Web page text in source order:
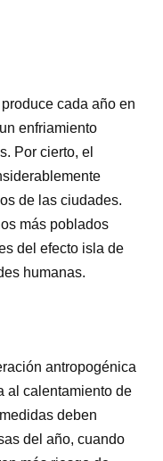
cada año en
enfriamiento
Por cierto, el
de las ciudades.
más poblados
del efecto isla de
humanas.
antropogénica
al calentamiento de
deben
del año, cuando